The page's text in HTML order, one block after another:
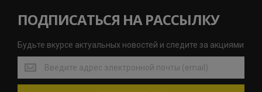
ПОДПИСАТЬСЯ НА РАССЫЛКУ
Будьте вкурсе актуальных новостей и следите за акциями
Будьте
вкурсе
актуальных